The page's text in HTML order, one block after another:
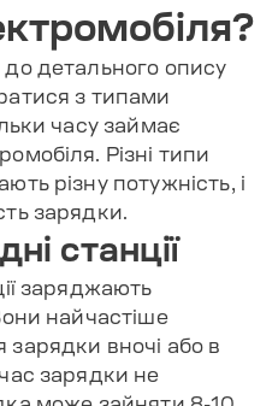
детального опису
з типами
часу займає
Різні типи
різну потужність, і
зарядки.
станції
заряджають
найчастіше
вночі або в
зарядки не